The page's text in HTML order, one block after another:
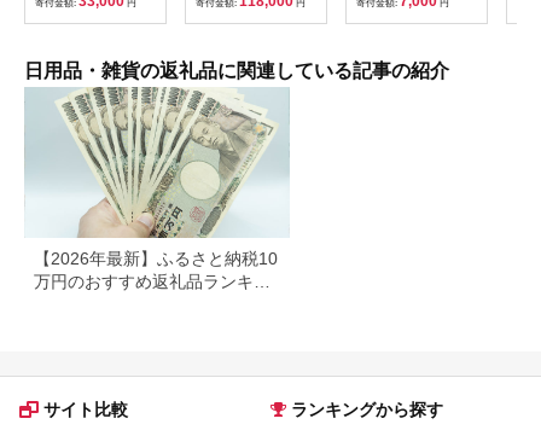
寄付金額: 円 寄付金額: 円
ゃれ メール便（ポス
ト投函）
寄付金額: 円
日用品・雑貨の返礼品に関連している記事の紹介
【2026年最新】ふるさと納税10
万円のおすすめ返礼品ランキン
サイト比較 ランキングから探す